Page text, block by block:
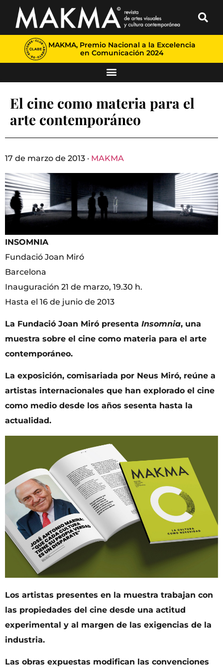
MAKMA, Premio Nacional a la Excelencia
en Comunicación 2024
El cine como materia para el
arte contemporáneo
17 de marzo de 2013 · MAKMA
INSOMNIA
Fundació Joan Miró
Barcelona
Inauguración 21 de marzo, 19.30 h.
Hasta el 16 de junio de 2013
La Fundació Joan Miró presenta Insomnia, una
muestra sobre el cine como materia para el arte
contemporáneo.
La exposición, comisariada por Neus Miró, reúne a
artistas internacionales que han explorado el cine
como medio desde los años sesenta hasta la
actualidad.
Los artistas presentes en la muestra trabajan con
las propiedades del cine desde una actitud
experimental y al margen de las exigencias de la
industria.
Las obras expuestas modifican las convenciones